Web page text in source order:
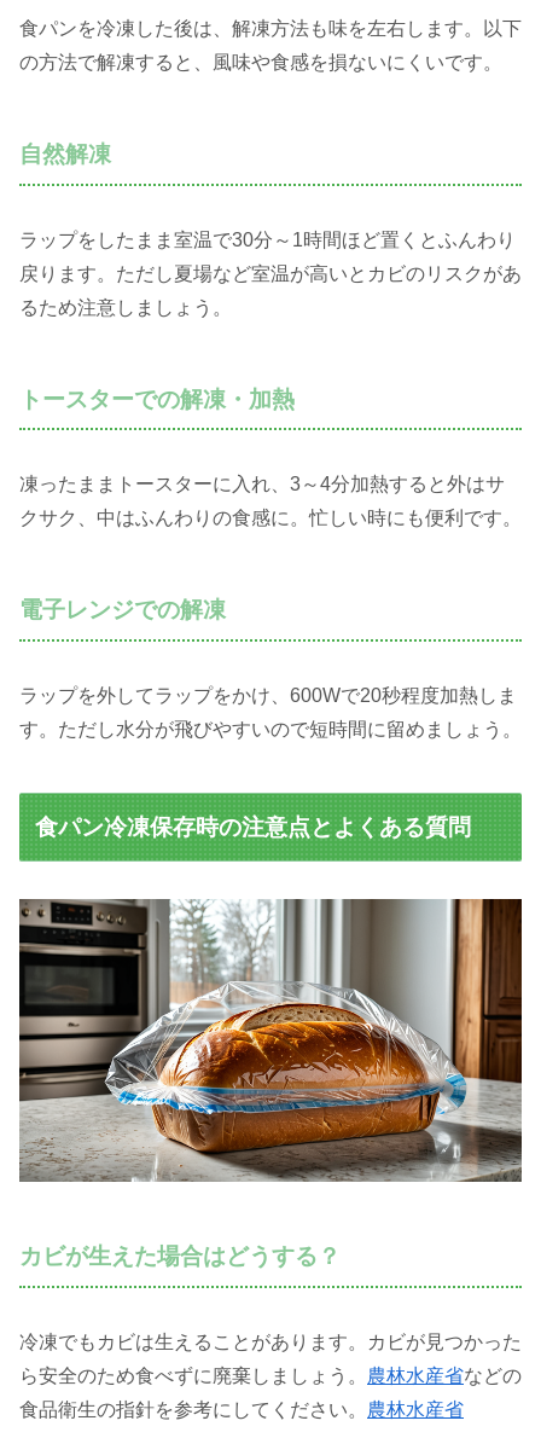
食パンを冷凍した後は、解凍方法も味を左右します。以下
の方法で解凍すると、風味や食感を損ないにくいです。
自然解凍
ラップをしたまま室温で30分～1時間ほど置くとふんわり
戻ります。ただし夏場など室温が高いとカビのリスクがあ
るため注意しましょう。
トースターでの解凍・加熱
凍ったままトースターに入れ、3～4分加熱すると外はサ
クサク、中はふんわりの食感に。忙しい時にも便利です。
電子レンジでの解凍
ラップを外してラップをかけ、600Wで20秒程度加熱しま
す。ただし水分が飛びやすいので短時間に留めましょう。
食パン冷凍保存時の注意点とよくある質問
カビが生えた場合はどうする？
冷凍でもカビは生えることがあります。カビが見つかった
ら安全のため食べずに廃棄しましょう。 農林水産省などの
食品衛生の指針を参考にしてください。 農林水産省